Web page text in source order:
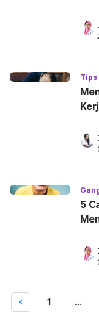
Tips
5
1 ...